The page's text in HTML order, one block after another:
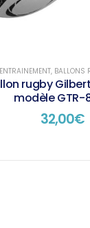
SPÉCIAUX,BALLONS
, BALLONS
rugby
modèle GTR-
32,00€